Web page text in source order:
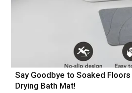
Say Goodbye to Soaked
Drying Bath Mat!